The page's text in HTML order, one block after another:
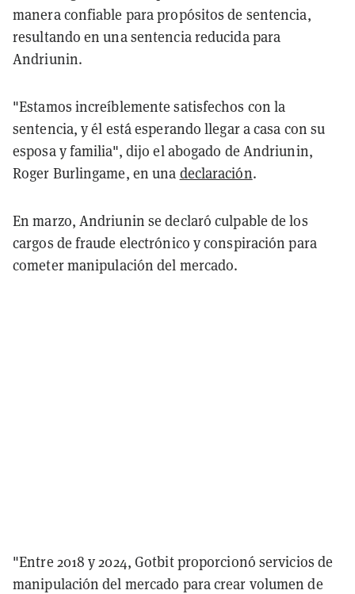
manera confiable para propósitos de sentencia,
resultando en una sentencia reducida para
Andriunin.
"Estamos increíblemente satisfechos con la
sentencia, y él está esperando llegar a casa con su
esposa y familia", dijo el abogado de Andriunin,
Roger Burlingame, en una declaración.
En marzo, Andriunin se declaró culpable de los
cargos de fraude electrónico y conspiración para
cometer manipulación del mercado.
"Entre 2018 y 2024, Gotbit proporcionó servicios de
manipulación del mercado para crear volumen de